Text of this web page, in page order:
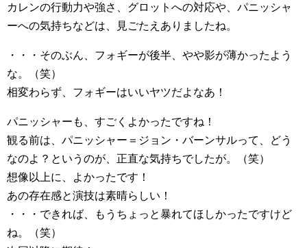
カレンの行動力や強さ、グロットへの対応や、パニッシャ
ーへの気持ちなどは、見ごたえありましたね。
・・・そのぶん、フォギーが後半、やや影が薄かったよう
な。（笑）
相変わらず、フォギーはいいヤツだよなあ！
パニッシャーも、すごくよかったですね！
観る前は、パニッシャー＝ジョン・バーンサルって、どう
なのよ？というのが、正直な気持ちでしたが。（笑）
想像以上に、よかったです！
あの存在感と演技は素晴らしい！
・・・できれば、もうちょっと暴れてほしかったですけど
ね。（笑）